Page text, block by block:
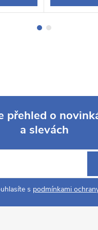
přehled o
a slevách
s podmínkami